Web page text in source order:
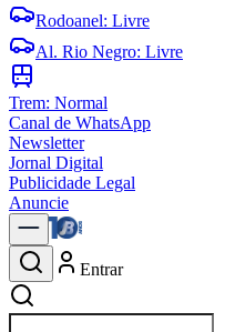
Rodoanel: Livre
Al. Rio Negro: Livre
Trem: Normal
Canal de WhatsApp
Newsletter
Jornal Digital
Publicidade Legal
Anuncie
Entrar